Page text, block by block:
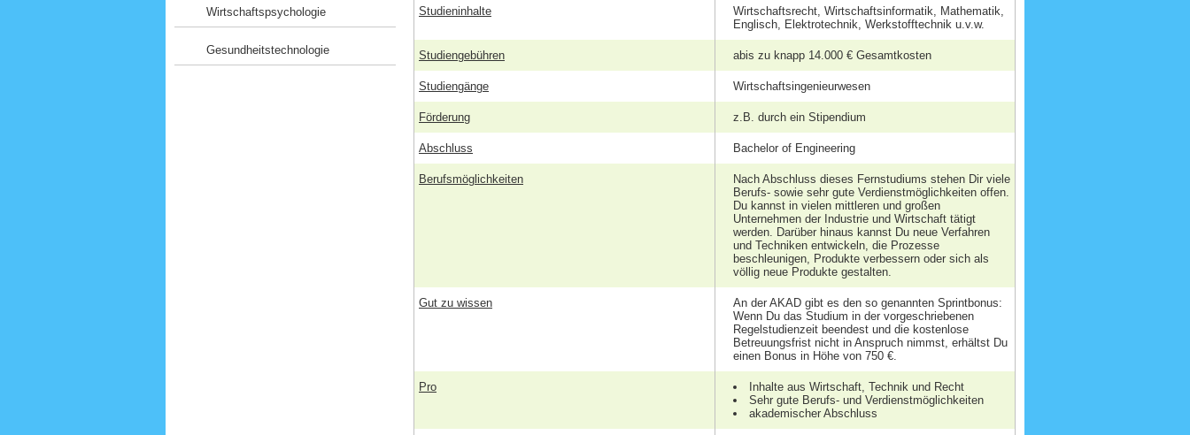
Studieninhalte
Wirtschaftsrecht, Wirtschaftsinformatik, Mathematik,
Englisch, Elektrotechnik, Werkstofftechnik u.v.w.
Studiengebühren abis zu knapp 14.000 € Gesamtkosten
Studiengänge Wirtschaftsingenieurwesen
Förderung z.B. durch ein Stipendium
Abschluss Bachelor of Engineering
Berufsmöglichkeiten
Nach Abschluss dieses Fernstudiums stehen Dir viele
Berufs- sowie sehr gute Verdienstmöglichkeiten offen.
Du kannst in vielen mittleren und großen
Unternehmen der Industrie und Wirtschaft tätigt
werden. Darüber hinaus kannst Du neue Verfahren
und Techniken entwickeln, die Prozesse
beschleunigen, Produkte verbessern oder sich als
völlig neue Produkte gestalten.
Gut zu wissen
An der AKAD gibt es den so genannten Sprintbonus:
Wenn Du das Studium in der vorgeschriebenen
Regelstudienzeit beendest und die kostenlose
Betreuungsfrist nicht in Anspruch nimmst, erhältst Du
einen Bonus in Höhe von 750 €.
Pro
Inhalte aus Wirtschaft, Technik und Recht
Sehr gute Berufs- und Verdienstmöglichkeiten
akademischer Abschluss
Wirtschaftspsychologie
Gesundheitstechnologie